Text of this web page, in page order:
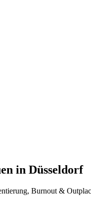
in Düsseldorf
Burnout &